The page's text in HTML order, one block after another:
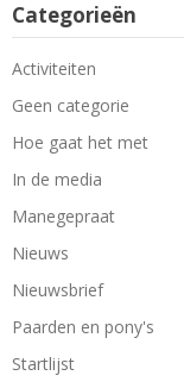
Categorieën
Activiteiten
Geen categorie
Hoe gaat het met
In de media
Manegepraat
Nieuws
Nieuwsbrief
Paarden en pony's
Startlijst